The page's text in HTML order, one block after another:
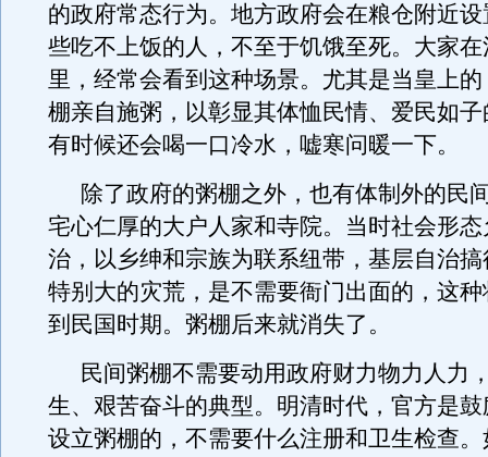
的政府常态行为。地方政府会在粮仓附近
些吃不上饭的人，不至于饥饿至死。大家
里，经常会看到这种场景。尤其是当皇上
棚亲自施粥，以彰显其体恤民情、爱民如
有时候还会喝一口冷水，嘘寒问暖一下。
除了政府的粥棚之外，也有体制外的民
宅心仁厚的大户人家和寺院。当时社会形
治，以乡绅和宗族为联系纽带，基层自治
特别大的灾荒，是不需要衙门出面的，这
到民国时期。粥棚后来就消失了。
民间粥棚不需要动用政府财力物力人力
生、艰苦奋斗的典型。明清时代，官方是
设立粥棚的，不需要什么注册和卫生检查